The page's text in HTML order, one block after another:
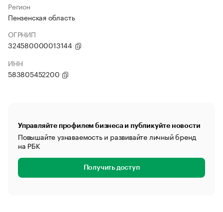
Регион
Пензенская область
ОГРНИП
324580000013144
ИНН
583805452200
Управляйте профилем бизнеса и публикуйте новости
Повышайте узнаваемость и развивайте личный бренд
на РБК
Получить доступ